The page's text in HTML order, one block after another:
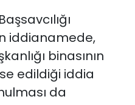
iddianamede,
binasının
edildiği iddia
da